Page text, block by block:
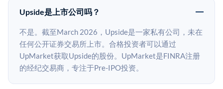
Upside是上市公司吗？
不是。截至March 2026，Upside是一家私有公司，未在
任何公开证券交易所上市。合格投资者可以通过
UpMarket获取Upside的股份。UpMarket是FINRA注册
的经纪交易商，专注于Pre-IPO投资。